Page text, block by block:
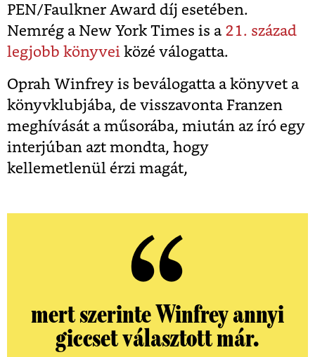
PEN/Faulkner Award díj esetében.
Nemrég a New York Times is a 21. század
legjobb könyvei közé válogatta.
Oprah Winfrey is beválogatta a könyvet a
könyvklubjába, de visszavonta Franzen
meghívását a műsorába, miután az író egy
interjúban azt mondta, hogy
kellemetlenül érzi magát,
mert szerinte Winfrey annyi
giccset választott már.